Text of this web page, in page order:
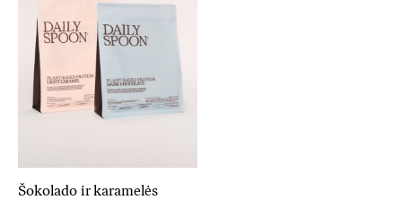
Šokolado ir karamelės